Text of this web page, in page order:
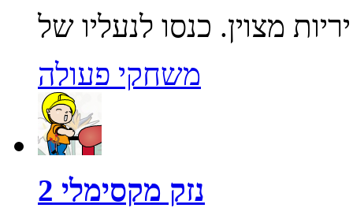
משחקי פעולה
נזק מקסימלי 2